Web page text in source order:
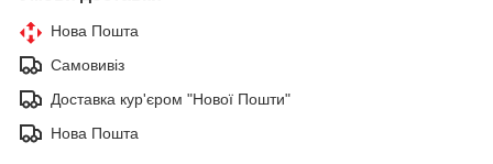
Нова Пошта
Самовивіз
Доставка кур'єром "Нової Пошти"
Нова Пошта